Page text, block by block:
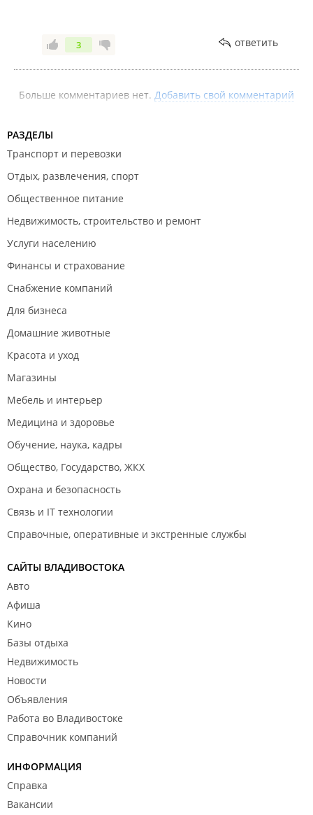
Август 2022
Июль 2022
Июнь 2022
Апрель 2022
Март 2022
Декабрь 2021
3 ответить
Больше комментариев нет. Добавить свой комментарий
РАЗДЕЛЫ
Транспорт и перевозки
Отдых, развлечения, спорт
Общественное питание
Недвижимость, строительство и ремонт
Услуги населению
Финансы и страхование
Снабжение компаний
Для бизнеса
Домашние животные
Красота и уход
Магазины
Мебель и интерьер
Медицина и здоровье
Обучение, наука, кадры
Общество, Государство, ЖКХ
Охрана и безопасность
Связь и IT технологии
Справочные, оперативные и экстренные службы
САЙТЫ ВЛАДИВОСТОКА
Авто
Афиша
Кино
Базы отдыха
Недвижимость
Новости
Объявления
Работа во Владивостоке
Справочник компаний
ИНФОРМАЦИЯ
Справка
Вакансии